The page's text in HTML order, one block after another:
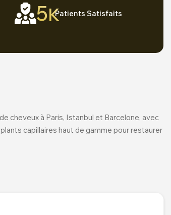
5KPatients Satisfaits
cheveux à Paris, Istanbul et Barcelone, avec
capillaires haut de gamme pour restaurer